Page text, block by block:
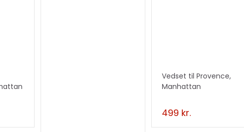
Vedset til Provence,
Manhattan
499 kr.